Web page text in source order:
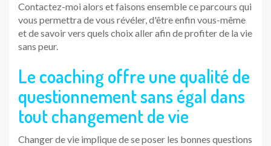
Contactez-moi alors et faisons ensemble ce parcours qui
vous permettra de vous révéler, d'être enfin vous-même
et de savoir vers quels choix aller afin de profiter de la vie
sans peur.
Le coaching offre une qualité de
questionnement sans égal dans
tout changement de vie
Changer de vie implique de se poser les bonnes questions